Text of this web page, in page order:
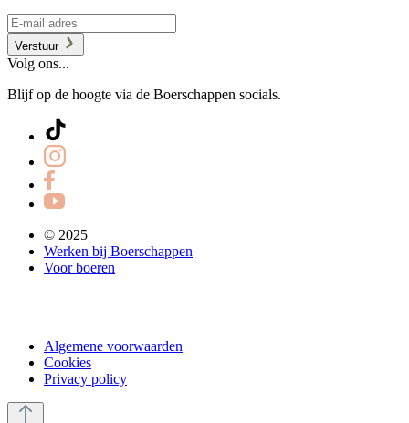
Verstuur
Volg ons...
Blijf op de hoogte via de Boerschappen socials.
© 2025
Werken bij Boerschappen
Voor boeren
Algemene voorwaarden
Cookies
Privacy policy